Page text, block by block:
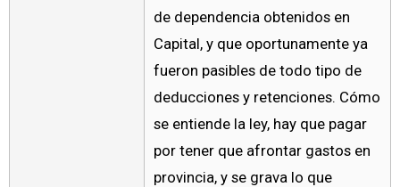
de dependencia obtenidos en
Capital, y que oportunamente ya
fueron pasibles de todo tipo de
deducciones y retenciones. Cómo
se entiende la ley, hay que pagar
por tener que afrontar gastos en
provincia, y se grava lo que